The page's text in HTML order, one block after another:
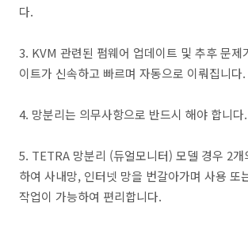
다.
3. KVM 관련된 펌웨어 업데이트 및 추후 문제
이트가 신속하고 빠르며 자동으로 이뤄집니다.
4. 망분리는 의무사항으로 반드시 해야 합니다.
5. TETRA 망분리 (듀얼모니터) 모델 경우 2개
하여 사내망, 인터넷 망을 번갈아가며 사용 또
작업이 가능하여 편리합니다.